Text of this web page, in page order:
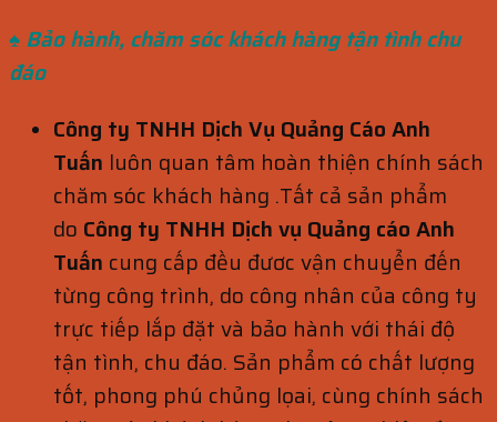
♠ Bảo hành, chăm sóc khách hàngtận tình chu
đáo
Công ty TNHH Dịch Vụ Quảng Cáo Anh
Tuấn luôn quan tâm hoàn thiện chính sách
chăm sóc khách hàng .Tất cả sản phẩm
do Công ty TNHH Dịch vụ Quảng cáo Anh
Tuấn cung cấp đều đươc vận chuyển đến
từng công trình, do công nhân của công ty
trực tiếp lắp đặt và bảo hành với thái độ
tận tình, chu đáo. Sản phẩm có chất lượng
tốt, phong phú chủng lọai, cùng chính sách